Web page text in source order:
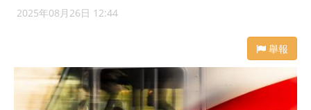
2025年08月26日 12:44
舉報